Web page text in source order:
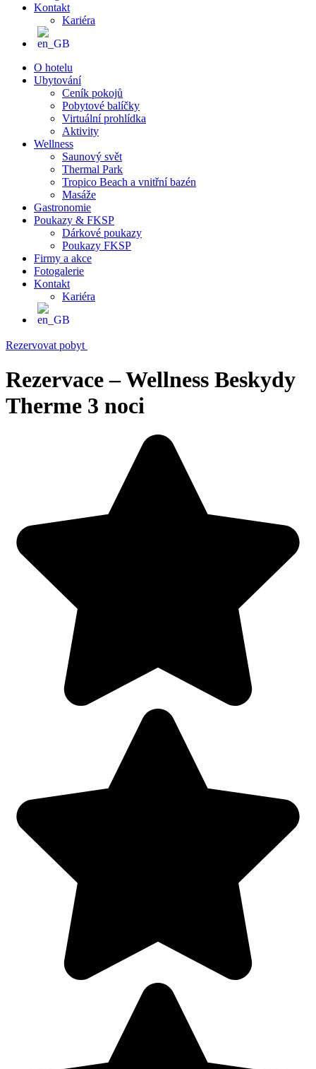
Kontakt
Kariéra
O hotelu
Ubytování
Ceník pokojů
Pobytové balíčky
Virtuální prohlídka
Aktivity
Wellness
Saunový svět
Thermal Park
Tropico Beach a vnitřní bazén
Masáže
Gastronomie
Poukazy & FKSP
Dárkové poukazy
Poukazy FKSP
Firmy a akce
Fotogalerie
Kontakt
Kariéra
Rezervovat pobyt
Rezervace – Wellness Beskydy
Therme 3 noci